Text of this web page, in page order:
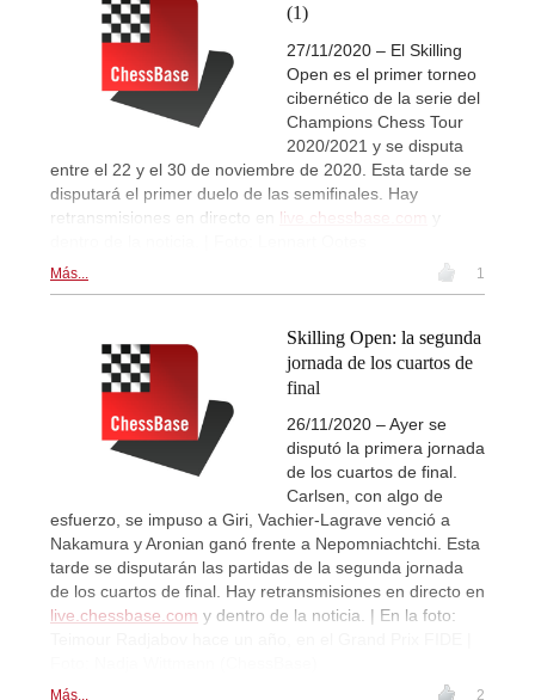
(1)
27/11/2020 – El Skilling
Open es el primer torneo
cibernético de la serie del
Champions Chess Tour
2020/2021 y se disputa
entre el 22 y el 30 de noviembre de 2020. Esta tarde se
disputará el primer duelo de las semifinales. Hay
retransmisiones en directo en live.chessbase.com
Más... 1
Skilling Open: la segunda
jornada de los cuartos de
final
26/11/2020 – Ayer se
disputó la primera jornada
de los cuartos de final.
Carlsen, con algo de
esfuerzo, se impuso a Giri, Vachier-Lagrave venció a
Nakamura y Aronian ganó frente a Nepomniachtchi. Esta
tarde se disputarán las partidas de la segunda jornada
de los cuartos de final. Hay retransmisiones en directo en
live.chessbase.com y dentro de la noticia. | En la foto:
Más... 2